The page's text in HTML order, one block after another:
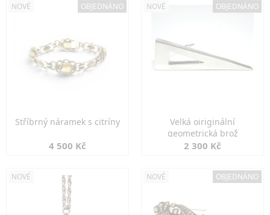
NOVÉ OBJEDNÁNO
Stříbrný náramek s citríny
4 500 Kč
NOVÉ OBJEDNÁNO
Velká oiriginální
geometrická brož
2 300 Kč
NOVÉ NOVÉ OBJEDNÁNO